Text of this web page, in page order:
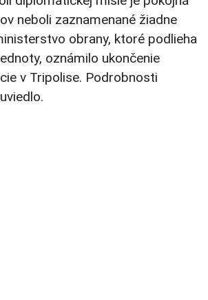
neboli zaznamenané žiadne
obrany, ktoré podlieha
oznámilo ukončenie
v Tripolise. Podrobnosti